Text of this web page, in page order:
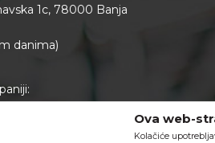
1c, 78000 Banja
danima)
Ova web-
Kolačiće